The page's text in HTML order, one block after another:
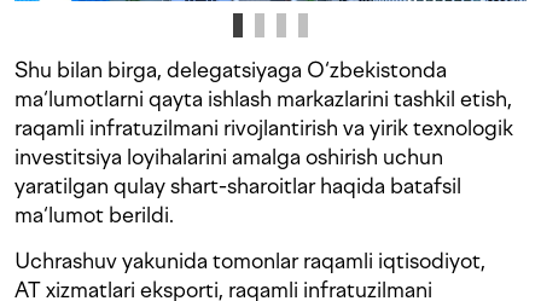
Shu bilan birga, delegatsiyaga O‘zbekistonda
ma‘lumotlarni qayta ishlash markazlarini tashkil etish,
raqamli infratuzilmani rivojlantirish va yirik texnologik
investitsiya loyihalarini amalga oshirish uchun
yaratilgan qulay shart-sharoitlar haqida batafsil
ma‘lumot berildi.
Uchrashuv yakunida tomonlar raqamli iqtisodiyot,
AT xizmatlari eksporti, raqamli infratuzilmani